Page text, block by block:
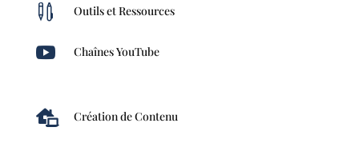
 Outils et Ressources
 Chaînes YouTube
 Création de Contenu